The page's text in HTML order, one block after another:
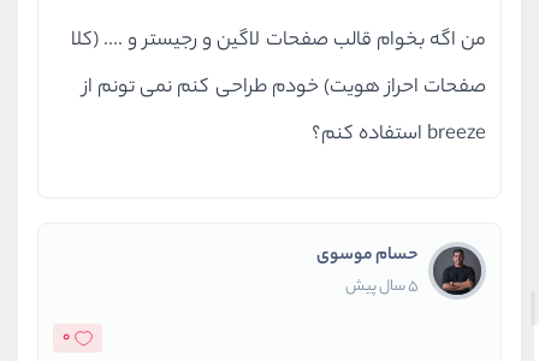
من اگه بخوام قالب صفحات لاگین و رجیستر و .... (کلا
صفحات احراز هویت) خودم طراحی کنم نمی تونم از
breeze استفاده کنم؟
حسام موسوی
5 سال پیش
0